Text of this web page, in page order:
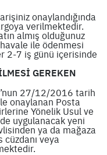
onaylandığında
verilmektedir.
almış olduğunuz
ile ödenmesi
2-7 iş günü içerisinde
GEREKEN
27/12/2016 tarih
onaylanan Posta
Yönelik Usul ve
uygulanacak yeni
ya da mağaza
veya